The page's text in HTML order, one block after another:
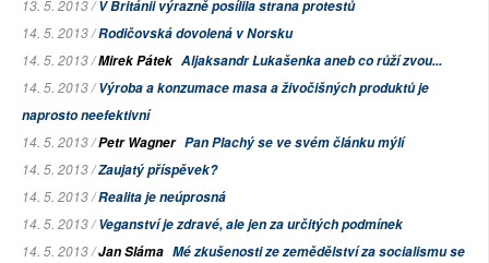
13. 5. 2013 /V Británii výrazně posílila strana protestů
14. 5. 2013 /Rodičovská dovolená v Norsku
14. 5. 2013 /Mirek Pátek Aljaksandr Lukašenka aneb co růží zvou...
14. 5. 2013 /Výroba a konzumace masa a živočišných produktů je
naprosto neefektivní
14. 5. 2013 /Petr Wagner Pan Plachý se ve svém článku mýlí
14. 5. 2013 /Zaujatý příspěvek?
14. 5. 2013 /Realita je neúprosná
14. 5. 2013 /Veganství je zdravé, ale jen za určitých podmínek
14. 5. 2013 /Jan Sláma Mé zkušenosti ze zemědělství za socialismu se